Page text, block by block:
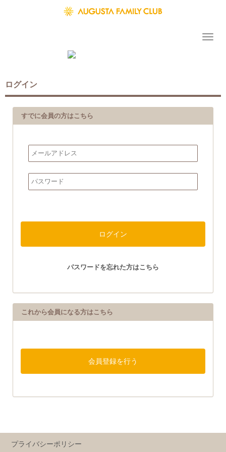
ログイン
すでに会員の方はこちら
パスワードを忘れた方はこちら
これから会員になる方はこちら